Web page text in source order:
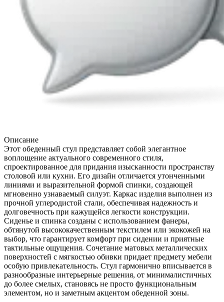
Описание
Этот обеденный стул представляет собой элегантное
воплощение актуального современного стиля,
спроектированное для придания изысканности пространству
столовой или кухни. Его дизайн отличается утонченными
линиями и выразительной формой спинки, создающей
мгновенно узнаваемый силуэт. Каркас изделия выполнен из
прочной углеродистой стали, обеспечивая надежность и
долговечность при кажущейся легкости конструкции.
Сиденье и спинка созданы с использованием фанеры,
обтянутой высококачественным текстилем или экокожей на
выбор, что гарантирует комфорт при сидении и приятные
тактильные ощущения. Сочетание матовых металлических
поверхностей с мягкостью обивки придает предмету мебели
особую привлекательность. Стул гармонично вписывается в
разнообразные интерьерные решения, от минималистичных
до более смелых, становясь не просто функциональным
элементом, но и заметным акцентом обеденной зоны.